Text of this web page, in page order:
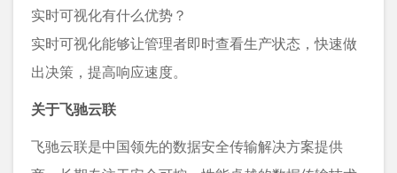
实时可视化有什么优势？
实时可视化能够让管理者即时查看生产状态，快速做
出决策，提高响应速度。
关于飞驰云联
飞驰云联是中国领先的数据安全传输解决方案提供